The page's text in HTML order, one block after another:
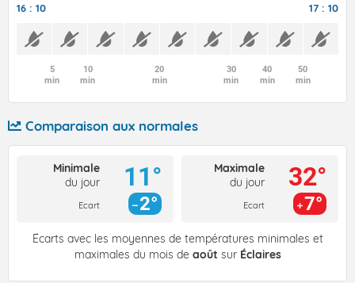
16 : 10 17 : 10
5
min
10
min
20
min
30
min
40
min
50
min
Comparaison aux normales
Minimale
du jour
Ecart
11°
2°
Maximale
du jour
Ecart
32°
7°
Écarts avec les moyennes de températures minimales et
maximales du mois de août sur Éclaires